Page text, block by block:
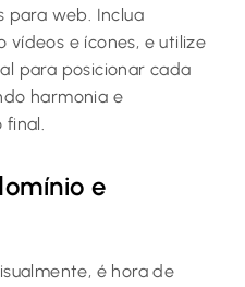
para web. Inclua
vídeos e ícones, e utilize
para posicionar cada
harmonia e
final.
e
é hora de